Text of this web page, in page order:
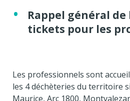
Rappel général de
tickets pour les
Les professionnels sont
les 4 déchèteries du territoire
Maurice, Arc 1800,